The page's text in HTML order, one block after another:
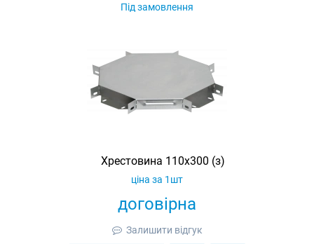
Під замовлення
Хрестовина 110х300 (з)
договірна
ціна за 1шт
Залишити відгук